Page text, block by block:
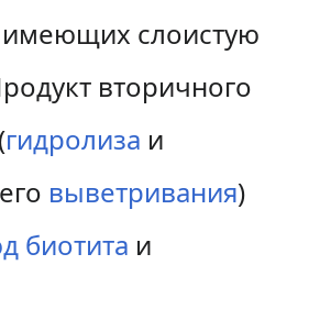
слоистую
вторичного
гидролиза и
выветривания)
биотита и